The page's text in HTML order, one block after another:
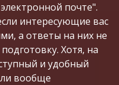
почте".
интересующие вас
а ответы на них не
Хотя, на
и удобный
ли вообще